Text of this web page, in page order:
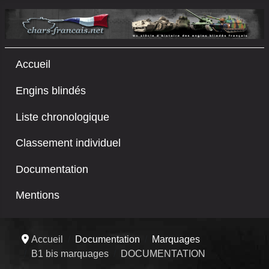
Accueil
Engins blindés
Liste chronologique
Classement individuel
Documentation
Mentions
Accueil Documentation
Marquages
B1 bis marquages
DOCUMENTATION